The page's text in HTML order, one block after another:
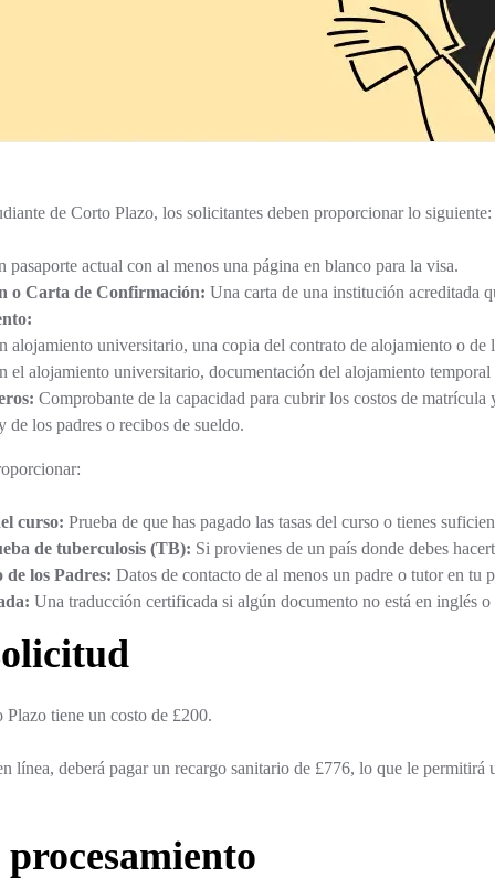
de Corto Plazo, los solicitantes deben proporcionar lo siguiente:
pasaporte actual con al menos una página en blanco para la visa.
o Carta de Confirmación: Una carta de una institución acreditada
alojamiento universitario, una copia del contrato de alojamiento o de
el alojamiento universitario, documentación del alojamiento temporal
Comprobante de la capacidad para cubrir los costos de
de los padres o recibos de sueldo.
curso: Prueba de que has pagado las tasas del curso o tienes
de tuberculosis (TB): Si provienes de un país donde debes
de los Padres: Datos de contacto de al menos un padre o tutor en tu
Una traducción certificada si algún documento no está en inglés o
tiene un costo de £200.
línea, deberá pagar un recargo sanitario de £776, lo que le